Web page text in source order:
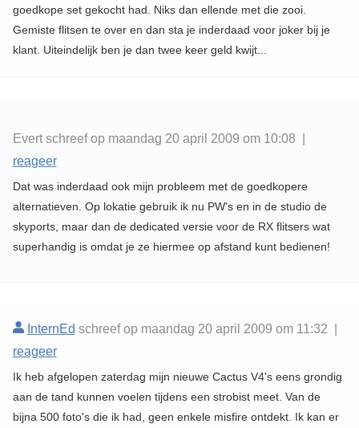
goedkope set gekocht had. Niks dan ellende met die zooi.
Gemiste flitsen te over en dan sta je inderdaad voor joker bij je
klant. Uiteindelijk ben je dan twee keer geld kwijt...
Evert schreef op maandag 20 april 2009 om 10:08 |
reageer
Dat was inderdaad ook mijn probleem met de goedkopere
alternatieven. Op lokatie gebruik ik nu PW's en in de studio de
skyports, maar dan de dedicated versie voor de RX flitsers wat
superhandig is omdat je ze hiermee op afstand kunt bedienen!
InternEd schreef op maandag 20 april 2009 om 11:32 |
reageer
Ik heb afgelopen zaterdag mijn nieuwe Cactus V4's eens grondig
aan de tand kunnen voelen tijdens een strobist meet. Van de
bijna 500 foto's die ik had, geen enkele misfire ontdekt. Ik kan er